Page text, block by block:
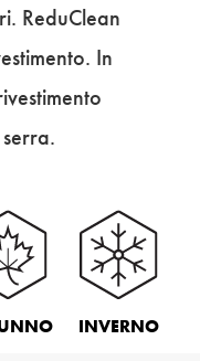
ReduClean
In
INVERNO